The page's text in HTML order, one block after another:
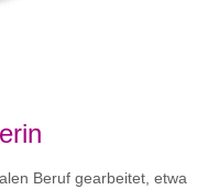
Beruf gearbeitet, etwa